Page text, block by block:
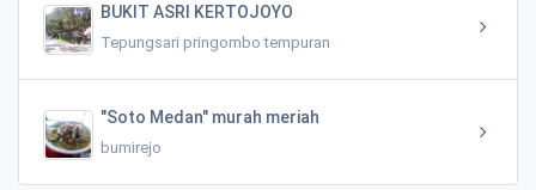
BUKIT ASRI KERTOJOYO
Tepungsari pringombo tempuran
"Soto Medan" murah meriah
bumirejo